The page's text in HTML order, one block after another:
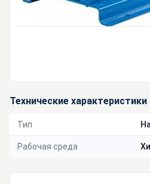
Технические характеристики
Тип
Рабочая среда